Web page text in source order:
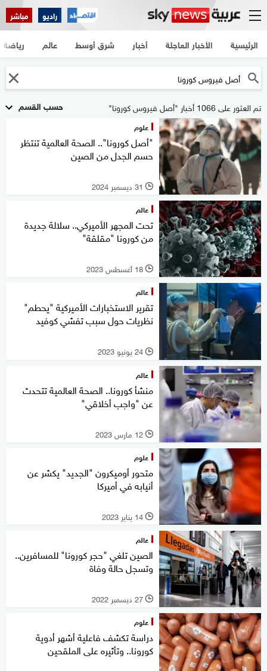
راديو مباشر
الرئيسية الأخبار العاجلة أخبار شرق أوسط عالم رياضة
حسب القسم تم العثور على 1066 أخبار "أصل فيروس كورونا"
علوم
"أصل كورونا".. الصحة العالمية تنتظر
حسم الجدل من الصين
l 31 ديسمبر 2024
عالم
تحت المجهر الأميركي.. سلالة جديدة
من كورونا "مقلقة"
l 18 أغسطس 2023
عالم
تقرير الاستخبارات الأميركية "يحطم"
نظريات حول سبب تفشي كوفيد
l 24 يونيو 2023
عالم
منشأ كورونا.. الصحة العالمية تتحدث
عن "واجب أخلاقي"
l 12 مارس 2023
علوم
متحور أوميكرون "الجديد" يكشر عن
أنيابه في أميركا
l 14 يناير 2023
عالم
الصين تلغي "حجر كورونا" للمسافرين..
وتسجل حالة وفاة
l 27 ديسمبر 2022
علوم
دراسة تكشف فاعلية أشهر أدوية
كورونا.. وتأثيره على الملقحين